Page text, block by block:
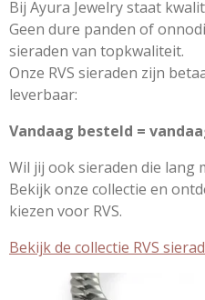
Bij Ayura Jewelry staat
Geen dure panden of
sieraden van topkwaliteit.
Onze RVS sieraden zijn
leverbaar:
Vandaag besteld =
Wil jij ook sieraden die lang
Bekijk onze collectie en
kiezen voor RVS.
Bekijk de collectie RVS